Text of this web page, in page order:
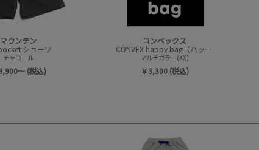
マウンテン
ショーツ
チャコール
～ (税込)
コンベックス
CONVEX happy bag（ハッピーバック）
マルチカラー(XX)
￥3,300 (税込)